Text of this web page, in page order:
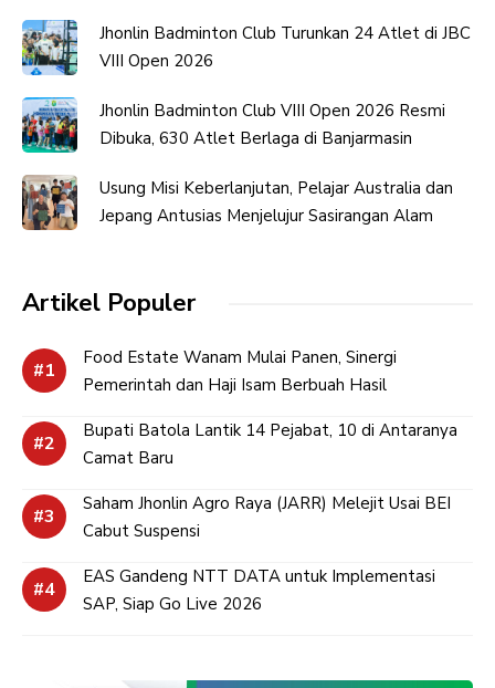
Jhonlin Badminton Club Turunkan 24 Atlet di JBC
VIII Open 2026
Jhonlin Badminton Club VIII Open 2026 Resmi
Dibuka, 630 Atlet Berlaga di Banjarmasin
Usung Misi Keberlanjutan, Pelajar Australia dan
Jepang Antusias Menjelujur Sasirangan Alam
Artikel Populer
Food Estate Wanam Mulai Panen, Sinergi
Pemerintah dan Haji Isam Berbuah Hasil
Bupati Batola Lantik 14 Pejabat, 10 di Antaranya
Camat Baru
Saham Jhonlin Agro Raya (JARR) Melejit Usai BEI
Cabut Suspensi
EAS Gandeng NTT DATA untuk Implementasi
SAP, Siap Go Live 2026